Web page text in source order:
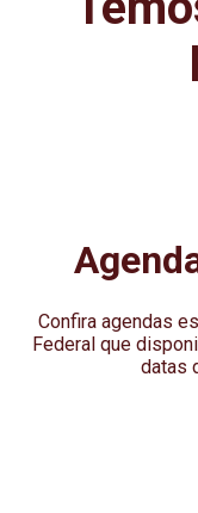
Confira agendas
Federal que
datas